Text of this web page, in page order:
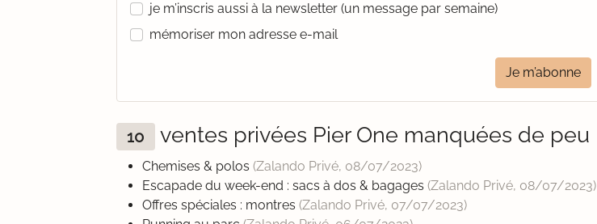
je m’inscris aussi à la newsletter (un message par semaine)
mémoriser mon adresse e-mail
Je m’abonne
10 ventes privées Pier One manquées de peu
Chemises & polos (Zalando Privé, 08/07/2023)
Escapade du week-end : sacs à dos & bagages (Zalando Privé, 08/07/2023)
Offres spéciales : montres (Zalando Privé, 07/07/2023)